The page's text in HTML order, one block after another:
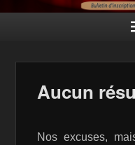
Aucun
Nos excuses,